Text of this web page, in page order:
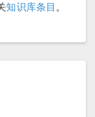
知识库条目 。